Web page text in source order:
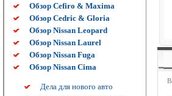
Обзор Cefiro & Maxima
Обзор Cedric & Gloria
Обзор Nissan Leopard
Обзор Nissan Laurel
Обзор Nissan Fuga
Обзор Nissan Cima
Дела для нового авто